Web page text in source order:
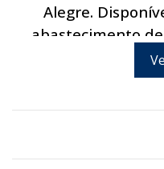
Alegre.
abastecimento
linha telefônica e
asfaltada.